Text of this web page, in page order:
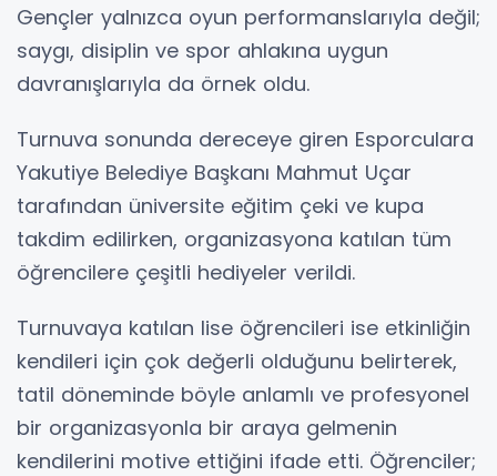
Gençler yalnızca oyun performanslarıyla değil;
saygı, disiplin ve spor ahlakına uygun
davranışlarıyla da örnek oldu.
Turnuva sonunda dereceye giren Esporculara
Yakutiye Belediye Başkanı Mahmut Uçar
tarafından üniversite eğitim çeki ve kupa
takdim edilirken, organizasyona katılan tüm
öğrencilere çeşitli hediyeler verildi.
Turnuvaya katılan lise öğrencileri ise etkinliğin
kendileri için çok değerli olduğunu belirterek,
tatil döneminde böyle anlamlı ve profesyonel
bir organizasyonla bir araya gelmenin
kendilerini motive ettiğini ifade etti. Öğrenciler;